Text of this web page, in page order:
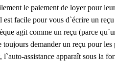
le paiement de loyer pour
facile pour vous d`écrire un
agit comme un reçu (parce
demander un reçu pour les
assistance apparaît sous la